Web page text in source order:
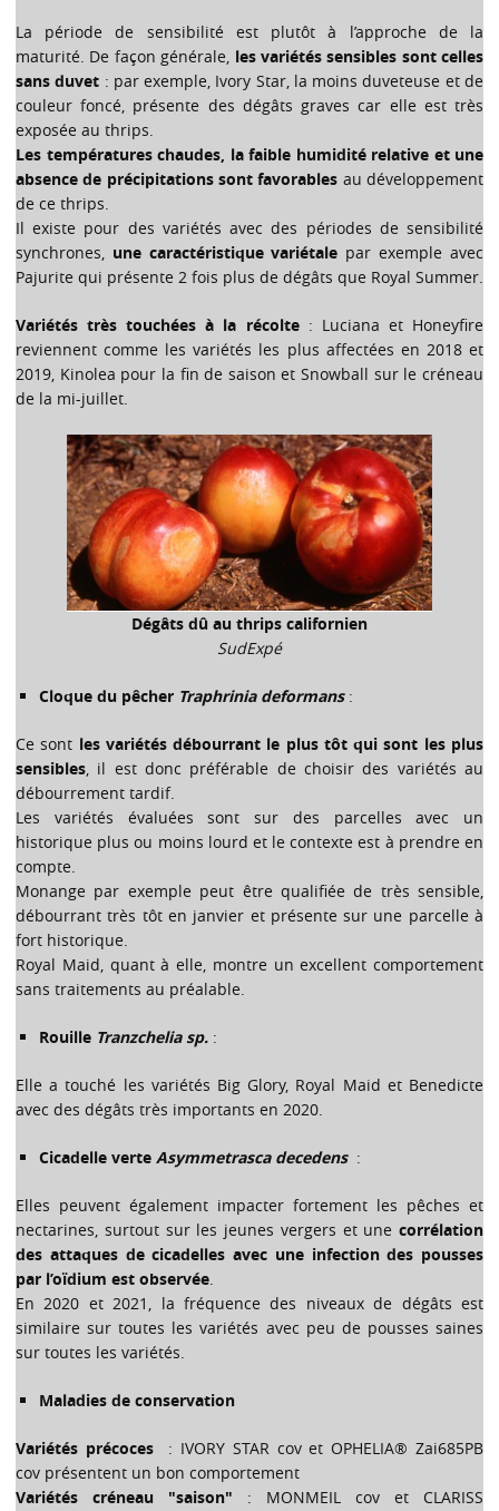
La période de sensibilité est plutôt à l’approche de la
maturité. De façon générale, les variétés sensibles sont celles
sans duvet : par exemple, Ivory Star, la moins duveteuse et de
couleur foncé, présente des dégâts graves car elle est très
exposée au thrips.
Les températures chaudes, la faible humidité relative et une
absence de précipitations sont favorables au développement
de ce thrips.
Il existe pour des variétés avec des périodes de sensibilité
synchrones,
une caractéristique variétale par exemple avec
Pajurite qui présente 2 fois plus de dégâts que Royal Summer.
Variétés très touchées à la récolte: Luciana et Honeyfire
reviennent comme les variétés les plus affectées en 2018 et
2019, Kinolea pour la fin de saison et Snowball sur le créneau
de la mi-juillet.
Dégâts dû au thrips californien
SudExpé
Cloque du pêcher Traphrinia deformans:
Ce sont les variétés débourrant le plus tôt qui sont les plus
sensibles , il est donc préférable de choisir des variétés au
débourrement tardif.
Les variétés évaluées sont sur des parcelles avec un
historique plus ou moins lourd et le contexte est à prendre en
compte.
Monange par exemple peut être qualifiée de très sensible,
débourrant très tôt en janvier et présente sur une parcelle à
fort historique.
Royal Maid, quant à elle, montre un excellent comportement
sans traitements au préalable.
Rouille Tranzchelia sp. :
Elle a touché les variétés Big Glory, Royal Maid et Benedicte
avec des dégâts très importants en 2020.
Cicadelle verte Asymmetrasca decedens :
Elles peuvent également impacter fortement les pêches et
nectarines, surtout sur les jeunes vergers et une corrélation
des attaques de cicadelles avec une infection des pousses
par l’oïdium est observée
En 2020 et 2021, la fréquence des niveaux de dégâts est
similaire sur toutes les variétés avec peu de pousses saines
sur toutes les variétés.
Maladies de conservation
Variétés précoces
: IVORY STAR cov et OPHELIA® Zai685PB
cov présentent un bon comportement
Variétés créneau "saison" : MONMEIL cov et CLARISS